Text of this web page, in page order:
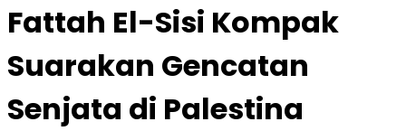
Fattah El-Sisi Kompak
Suarakan Gencatan
Senjata di Palestina